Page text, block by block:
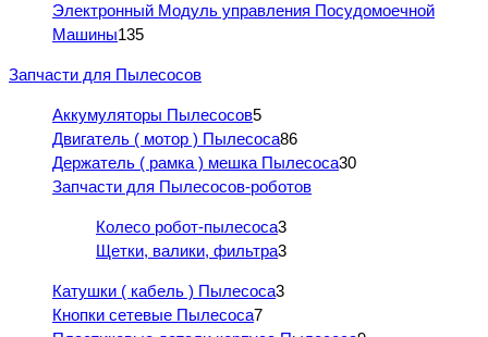
Электронный Модуль управления Посудомоечной
Машины135
Запчасти для Пылесосов
Аккумуляторы Пылесосов5
Двигатель ( мотор ) Пылесоса86
Держатель ( рамка ) мешка Пылесоса30
Запчасти для Пылесосов-роботов
Колесо робот-пылесоса3
Щетки, валики, фильтра3
Катушки ( кабель ) Пылесоса3
Кнопки сетевые Пылесоса7